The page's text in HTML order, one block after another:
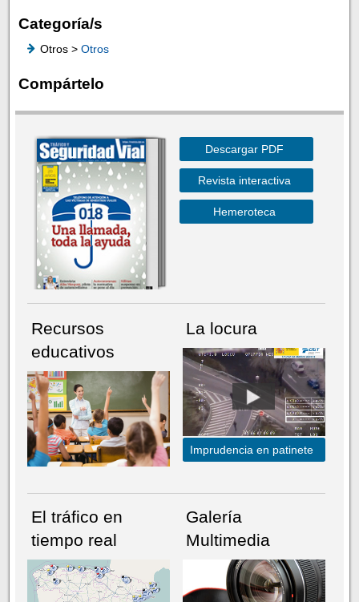
Categoría/s
Otros > Otros
Compártelo
Descargar PDF
Revista interactiva
Hemeroteca
Recursos
educativos
La locura
Imprudencia en patinete
El tráfico en
tiempo real
Galería
Multimedia